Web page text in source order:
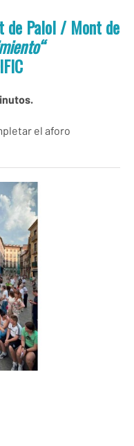
de Palol / Mont de
“
el aforo